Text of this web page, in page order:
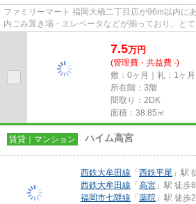
ファミリーマート 福岡大橋二丁目店が96m以内に
内ごみ置き場・エレベータなどが揃っており、と
に駅がある物件です。11階建て...
7.5万円
(管理費・共益費 -)
敷：0ヶ月｜礼：1ヶ月
所在階：3階
間取り：2DK
面積：38.85㎡
賃貸｜マンション ハイム高宮
西鉄大牟田線 「西鉄平尾 」駅
西鉄大牟田線 「高宮 」駅 徒歩
福岡市七隈線 「薬院 」駅 徒歩